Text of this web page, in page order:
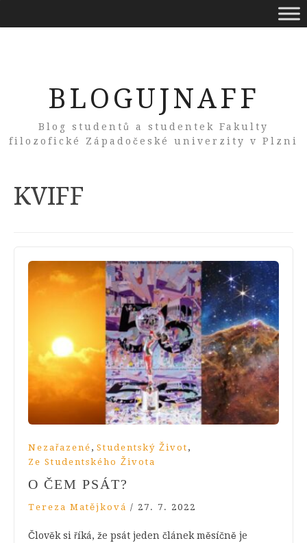
BLOGUJNAFF
Blog studentů a studentek Fakulty
filozofické Západočeské univerzity v Plzni
Tag:
KVIFF
Nezařazené , Studentský Život ,
Ze Studentského Života
O ČEM PSÁT?
Tereza Matějková / 27. 7. 2022
Člověk si říká, že psát jeden článek měsíčně je